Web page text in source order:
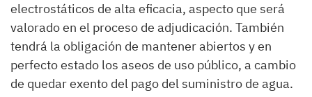
electrostáticos de alta eficacia, aspecto que será
valorado en el proceso de adjudicación. También
tendrá la obligación de mantener abiertos y en
perfecto estado los aseos de uso público, a cambio
de quedar exento del pago del suministro de agua.